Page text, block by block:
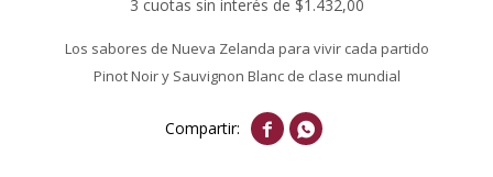
3 cuotas sin interés de $1.432,00
Los sabores de Nueva Zelanda para vivir cada partido
Pinot Noir y Sauvignon Blanc de clase mundial
 